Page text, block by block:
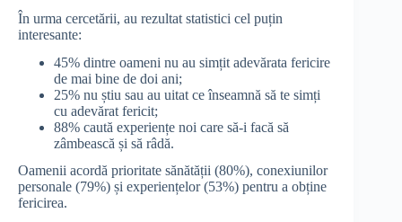
În urma cercetării, au rezultat statistici cel puțin
interesante:
45% dintre oameni nu au simțit adevărata fericire
de mai bine de doi ani;
25% nu știu sau au uitat ce înseamnă să te simți
cu adevărat fericit;
88% caută experiențe noi care să-i facă să
zâmbească și să râdă.
Oamenii acordă prioritate sănătății (80%), conexiunilor
personale (79%) și experiențelor (53%) pentru a obține
fericirea.